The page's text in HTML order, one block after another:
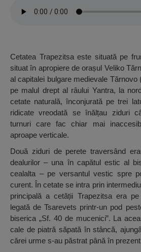
Cetatea Trapezitsa este situată pe
situat în apropiere de orașul Veliko
al capitalei bulgare medievale Tărnovo
pe malul drept al râului Yantra, la
cetate naturală, înconjurată pe trei
ridicate vreodată se înălțau ziduri
turnuri care fac chiar mai
aproape verticale.
Două ziduri de perete traversând
dealurilor – una în capătul estic al
cealalta – pe versantul vestic spre
curent. În cetate se intra prin
principală a cetății Trapezitsa era
legată de Tsarevets printr-un pod
biserica „Sf. 40 de mucenici”. La
cale de piatră săpată în stâncă,
cărei urme s-au păstrat până în